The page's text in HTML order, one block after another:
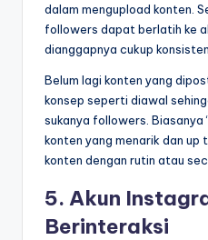
dalam mengupload konten.
followers dapat berlatih ke
dianggapnya cukup konsisten.
Belum lagi konten yang
konsep seperti diawal
sukanya followers. Biasanya
konten yang menarik dan
konten dengan rutin atau
5. Akun
Berinteraksi